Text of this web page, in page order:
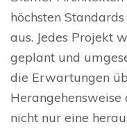
höchsten
aus. Jedes Projekt
geplant und
die Erwartungen
nicht nur eine